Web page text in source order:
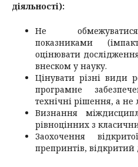
діяльності):
Не
показниками
оцінювати
внеском у науку.
Цінувати різні види
програмне
технічні рішення, а не
Визнання
рівноцінних з
Заохочення
препринтів, відкритий